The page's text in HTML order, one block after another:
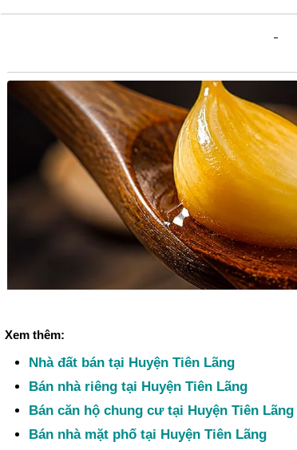
Xem thêm:
Nhà đất bán tại Huyện Tiên Lãng
Bán nhà riêng tại Huyện Tiên Lãng
Bán căn hộ chung cư tại Huyện Tiên Lãng
Bán nhà mặt phố tại Huyện Tiên Lãng